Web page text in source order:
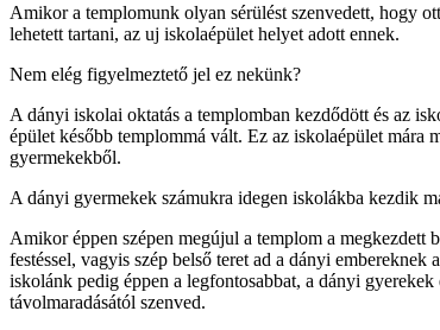
Amikor a templomunk olyan sérülést szenvedett, hogy
lehetett tartani, az uj iskolaépület helyet adott ennek.
Nem elég figyelmeztető jel ez nekünk?
A dányi iskolai oktatás a templomban kezdődött és az
épület később templommá vált. Ez az iskolaépület mára
gyermekekből.
A dányi gyermekek számukra idegen iskolákba kezdik
Amikor éppen szépen megújul a templom a megkezdett
festéssel, vagyis szép belső teret ad a dányi embereknek
iskolánk pedig éppen a legfontosabbat, a dányi gyerekek
távolmaradásától szenved.